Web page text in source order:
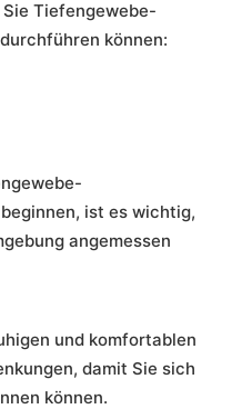
Tiefengewebe-
können:
ist es wichtig,
angemessen
und komfortablen
damit Sie sich
können.